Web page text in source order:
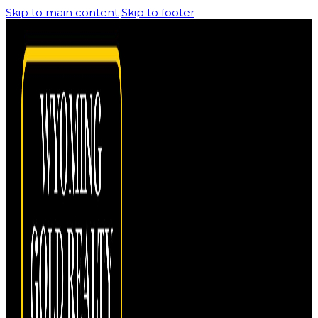
Skip to main content Skip to footer